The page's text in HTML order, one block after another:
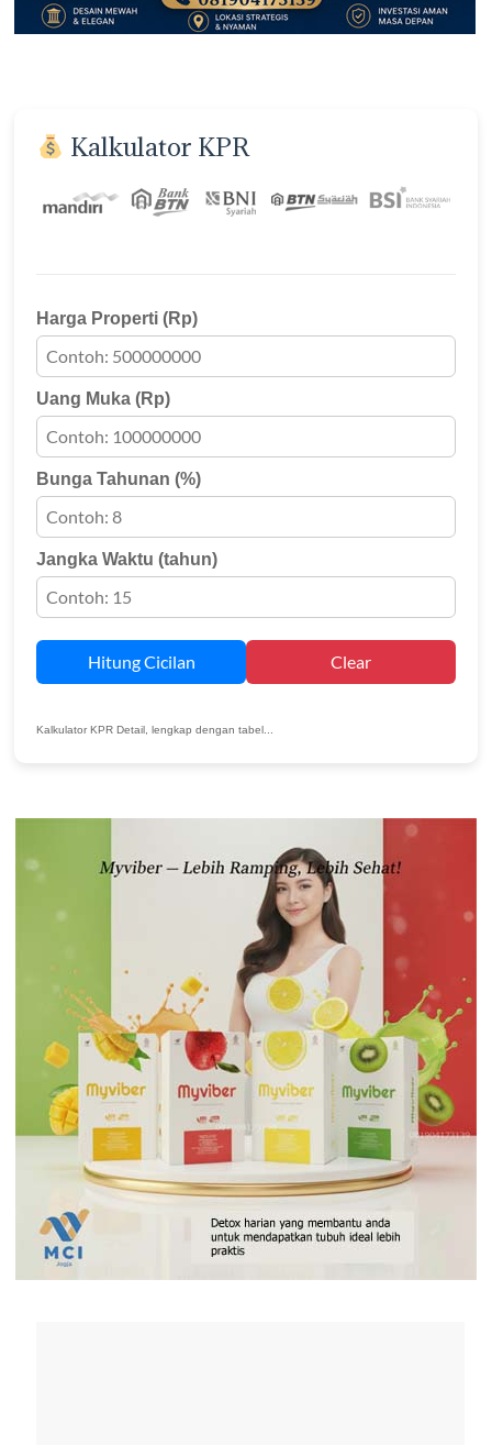
Kalkulator KPR
Harga Properti (Rp)
Uang Muka (Rp)
Bunga Tahunan (%)
Jangka Waktu (tahun)
Hitung Cicilan Clear
Kalkulator KPR Detail, lengkap dengan tabel...